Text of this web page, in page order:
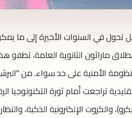
في السنوات الأخيرة إلى ما
ماراثون الثانوية العامة، تطفو
الأمنية على حد سواء. من
تراجعت أمام ثورة التكنولوجيا
والكروت الإلكترونية الذكية،